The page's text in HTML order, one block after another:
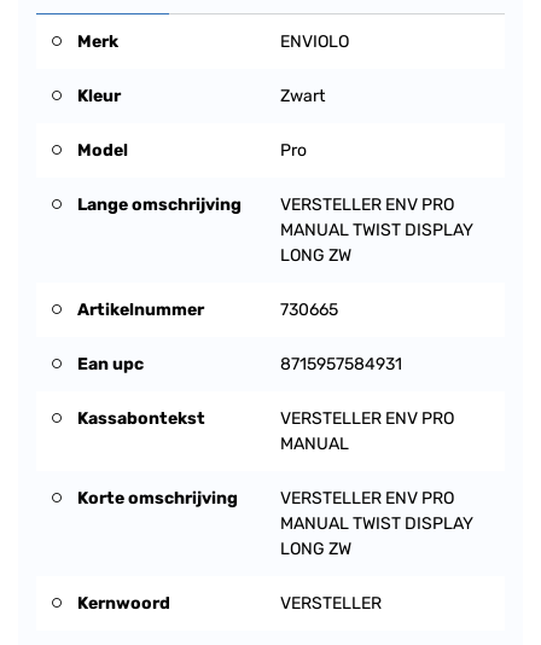
Merk ENVIOLO
Kleur Zwart
Model Pro
Lange omschrijving
VERSTELLER ENV PRO
MANUAL TWIST DISPLAY
LONG ZW
Artikelnummer 730665
Ean upc 8715957584931
Kassabontekst
VERSTELLER ENV PRO
MANUAL
Korte omschrijving
VERSTELLER ENV PRO
MANUAL TWIST DISPLAY
LONG ZW
Kernwoord VERSTELLER